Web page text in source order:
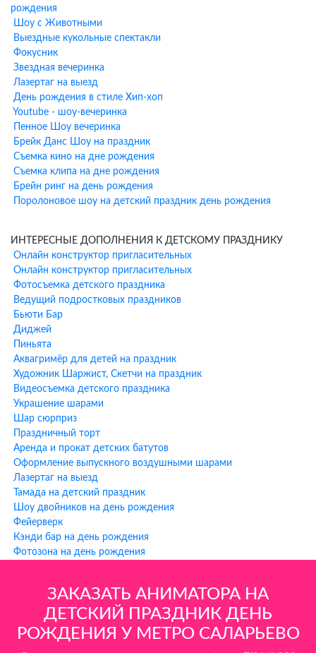
Аквагрим для всех детей (при заказе программы от 1,5 часов)
Музыкальное сопровождение и танцы
Поздравление именинника
Дополнительные шоу-
программы к анимации у метро
Саларьево
К программе аниматора можно добавить профессиональные
шоу-программы:
Научное шоу— увлекательные опыты и эксперименты для
юных исследователей
фигуры
Бумажное шоу
— яркое и эффектное завершение праздника
Фокусы и иллюзии
— настоящее волшебство от
профессионального фокусника
Химическое шоу
— безопасные и зрелищные опыты для детей
Азотное шоу — эффектные эксперименты с жидким азотом
Преимущества заказа
аниматоров ХИХИ-ру у метро
Саларьево
1. Фото аниматора заранее
получаете фотографию вашего аниматора, чтобы знать, кто
приедет на праздник.
2. Аниматор всегда на связи— Ваш аниматор остается на связи
с вами до и во время праздника для координации всех
деталей.
3. Работаем БЕЗ предоплаты
проведения мероприятия. Мы уверены в качестве наших услуг!
4. Всё включено в программу— В стоимость УЖЕ включены
шариков каждому ребенку.
5. Постоянный контроль качества— Мы собираем и публикуем
отзывы о каждом прошедшем празднике, чтобы постоянно
рождения
Шоу с Животными
Выездные кукольные спектакли
Фокусник
Звездная вечеринка
Лазертаг на выезд
День рождения в стиле Хип-хоп
Youtube - шоу-вечеринка
Пенное Шоу вечеринка
Брейк Данс Шоу на праздник
Съемка кино на дне рождения
Съемка клипа на дне рождения
Брейн ринг на день рождения
Поролоновое шоу на детский праздник день рождения
ИНТЕРЕСНЫЕ ДОПОЛНЕНИЯ К ДЕТСКОМУ ПРАЗДНИКУ
Онлайн конструктор пригласительных
Онлайн конструктор пригласительных
Фотосъемка детского праздника
Ведущий подростковых праздников
Бьюти Бар
Диджей
Пиньята
Аквагримёр для детей на праздник
Художник Шаржист, Скетчи на праздник
Видеосъемка детского праздника
Украшение шарами
Шар сюрприз
Праздничный торт
Аренда и прокат детских батутов
Оформление выпускного воздушными шарами
Лазертаг на выезд
Тамада на детский праздник
Шоу двойников на день рождения
Фейерверк
Кэнди бар на день рождения
Фотозона на день рождения
ЗАКАЗАТЬ АНИМАТОРА НА
ДЕТСКИЙ ПРАЗДНИК ДЕНЬ
РОЖДЕНИЯ У МЕТРО САЛАРЬЕВО